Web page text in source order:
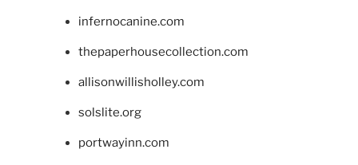
infernocanine.com
thepaperhousecollection.com
allisonwillisholley.com
solslite.org
portwayinn.com